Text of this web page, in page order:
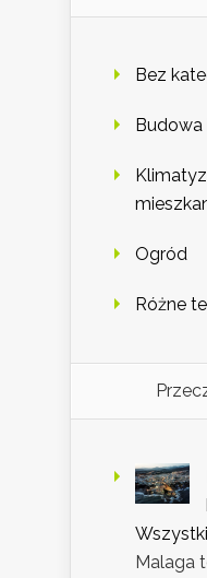
Bez
Budowa
Ogród
Różne
Malaga